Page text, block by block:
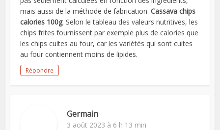
mais aussi de la méthode de fabrication.Cassava chips
calories 100g. Selon le tableau des valeurs nutritives, les
chips frites fournissent par exemple plus de calories que
les chips cuites au four, car les variétés qui sont cuites
au four contiennent moins de lipides.
Répondre
Germain
3 août 2023 à 6 h 13 min